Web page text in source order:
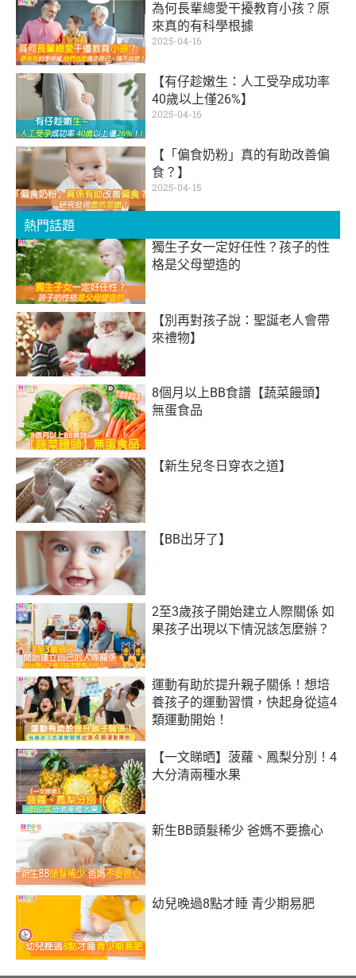
為何長輩總愛干擾教育小孩？原
來真的有科學根據
2025-04-16
【有仔趁嫩生：人工受孕成功率
40歲以上僅26%】
2025-04-16
【「偏食奶粉」真的有助改善偏
食？】
2025-04-15
熱門話題
獨生子女一定好任性？孩子的性
格是父母塑造的
【別再對孩子說：聖誕老人會帶
來禮物】
8個月以上BB食譜【蔬菜饅頭】
無蛋食品
【新生兒冬日穿衣之道】
【BB出牙了】
2至3歲孩子開始建立人際關係 如
果孩子出現以下情況該怎麼辦？
運動有助於提升親子關係！想培
養孩子的運動習慣，快起身從這4
類運動開始！
【一文睇晒】菠蘿、鳳梨分別！4
大分清兩種水果
新生BB頭髮稀少 爸媽不要擔心
幼兒晚過8點才睡 青少期易肥